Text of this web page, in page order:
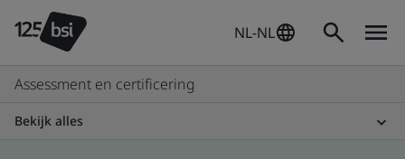
NL-NL
Assessment en certificering
Bekijk alles